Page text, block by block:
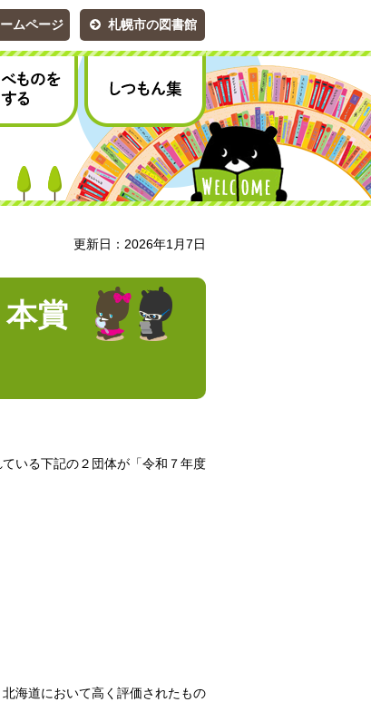
ムページ 札幌市の図書館
更新日：2026年1月7日
賞
いる下記の２団体が「令和７年度
海道において高く評価されたもの